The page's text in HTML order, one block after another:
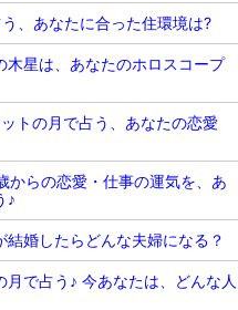
、あなたに合った住環境は?
木星は、あなたのホロスコープ
トの月で占う、あなたの恋愛
からの恋愛・仕事の運気を、あ
♪
結婚したらどんな夫婦になる？
月で占う♪ 今あなたは、どんな人